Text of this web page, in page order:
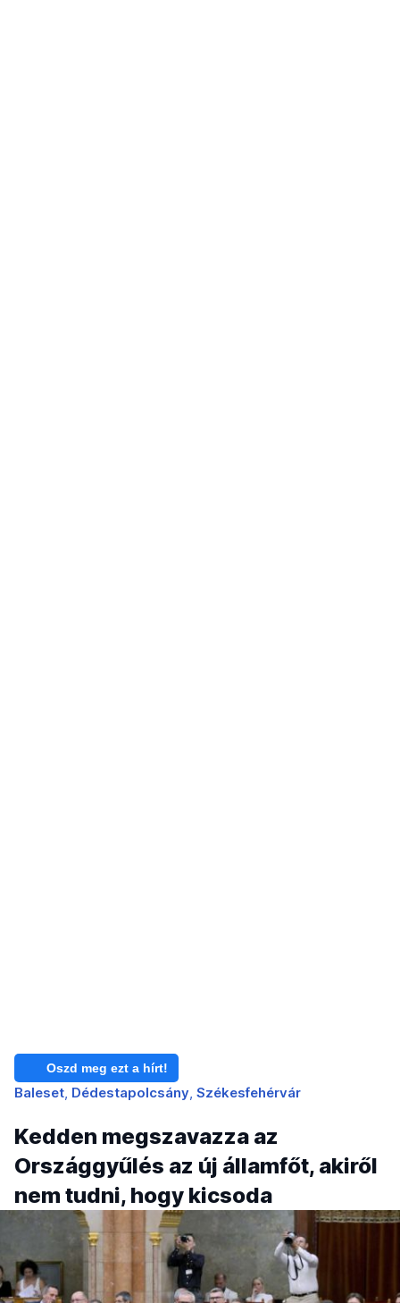
Oszd meg ezt a hírt!
Baleset Dédestapolcsány Székesfehérvár
Kedden megszavazza az
Országgyűlés az új államfőt, akiről
nem tudni, hogy kicsoda